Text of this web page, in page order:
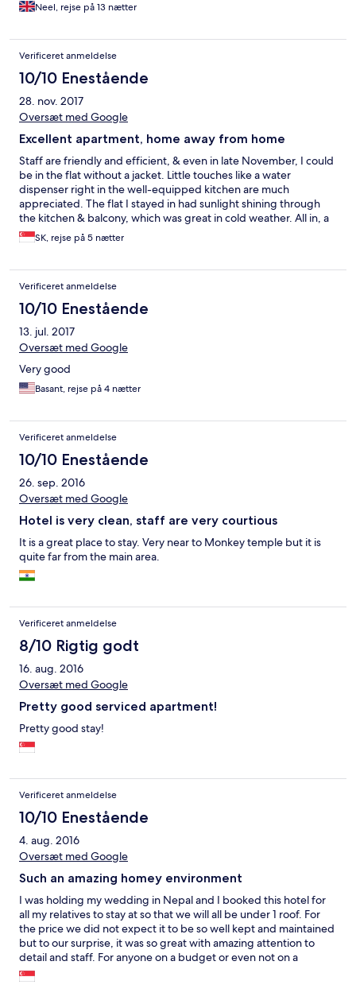
Neel, rejse på 13 nætter
Verificeret anmeldelse
10/10 Enestående
28. nov. 2017
Oversæt med Google
Excellent apartment, home away from home
Staff are friendly and efficient, & even in late November, I could
be in the flat without a jacket. Little touches like a water
dispenser right in the well-equipped kitchen are much
appreciated. The flat I stayed in had sunlight shining through
the kitchen & balcony, which was great in cold weather. All in, a
wonderful stay especially in an area where comfy lodging is not
in great supply.
SK, rejse på 5 nætter
Verificeret anmeldelse
10/10 Enestående
13. jul. 2017
Oversæt med Google
Very good
Basant, rejse på 4 nætter
Verificeret anmeldelse
10/10 Enestående
26. sep. 2016
Oversæt med Google
Hotel is very clean, staff are very courtious
It is a great place to stay. Very near to Monkey temple but it is
quite far from the main area.
Verificeret anmeldelse
8/10 Rigtig godt
16. aug. 2016
Oversæt med Google
Pretty good serviced apartment!
Pretty good stay!
Verificeret anmeldelse
10/10 Enestående
4. aug. 2016
Oversæt med Google
Such an amazing homey environment
I was holding my wedding in Nepal and I booked this hotel for
all my relatives to stay at so that we will all be under 1 roof. For
the price we did not expect it to be so well kept and maintained
but to our surprise, it was so great with amazing attention to
detail and staff. For anyone on a budget or even not on a
budget, i would recommend this place as the space is huge and
it has common areas for everyone to chill and hang out. **5